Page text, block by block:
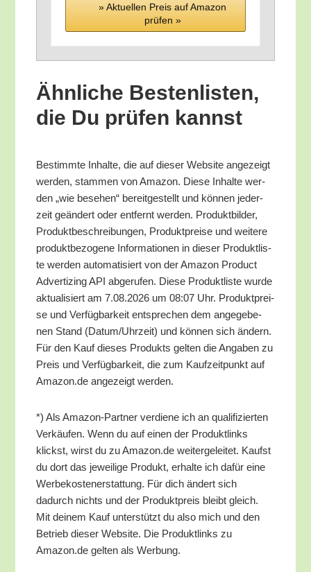
» Aktu­el­len Preis auf Ama­zon
prü­fen »
Ähn­li­che Bes­ten­lis­ten,
die Du prü­fen kannst
Bestimm­te Inhal­te, die auf die­ser Web­site ange­zeigt
wer­den, stam­men von Ama­zon. Die­se Inhal­te wer­
den „wie bese­hen“ bereit­ge­stellt und kön­nen jeder­
zeit geän­dert oder ent­fernt wer­den. Pro­dukt­bil­der,
Pro­dukt­be­schrei­bun­gen, Pro­dukt­prei­se und wei­te­re
pro­dukt­be­zo­ge­ne Infor­ma­tio­nen in die­ser Pro­dukt­lis­
te wer­den auto­ma­ti­siert von der Ama­zon Pro­duct
Adver­tiz­ing API abge­ru­fen. Die­se Pro­dukt­lis­te wur­de
aktua­li­siert am 7.08.2026 um 08:07 Uhr. Pro­dukt­prei­
se und Ver­füg­bar­keit ent­spre­chen dem ange­ge­be­
nen Stand (Datum/​Uhrzeit) und kön­nen sich ändern.
Für den Kauf die­ses Pro­dukts gel­ten die Anga­ben zu
Preis und Ver­füg­bar­keit, die zum Kauf­zeit­punkt auf
Amazon.de ange­zeigt werden.
*) Als Ama­zon-Part­ner ver­die­ne ich an qua­li­fi­zier­ten
Ver­käu­fen. Wenn du auf einen der Pro­dukt­links
klickst, wirst du zu Amazon.de wei­ter­ge­lei­tet. Kaufst
du dort das jewei­li­ge Pro­dukt, erhal­te ich dafür eine
Wer­be­kos­ten­er­stat­tung. Für dich ändert sich
dadurch nichts und der Pro­dukt­preis bleibt gleich.
Mit dei­nem Kauf unter­stützt du also mich und den
Betrieb die­ser Web­site. Die Pro­dukt­links zu
Amazon.de gel­ten als Werbung.